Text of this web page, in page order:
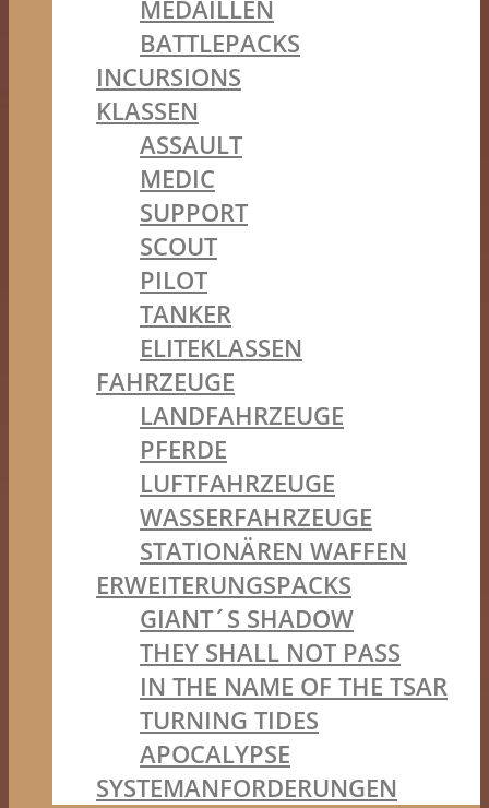
MEDAILLEN
BATTLEPACKS
INCURSIONS
KLASSEN
ASSAULT
MEDIC
SUPPORT
SCOUT
PILOT
TANKER
ELITEKLASSEN
FAHRZEUGE
LANDFAHRZEUGE
PFERDE
LUFTFAHRZEUGE
WASSERFAHRZEUGE
STATIONÄREN WAFFEN
ERWEITERUNGSPACKS
GIANT´S SHADOW
THEY SHALL NOT PASS
IN THE NAME OF THE TSAR
TURNING TIDES
APOCALYPSE
SYSTEMANFORDERUNGEN